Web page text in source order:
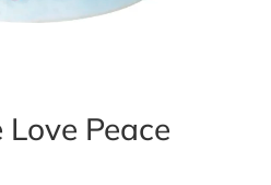
Peace